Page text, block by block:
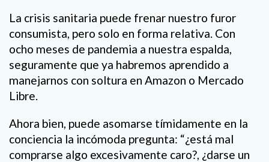
La crisis sanitaria puede frenar nuestro furor
consumista, pero solo en forma relativa. Con
ocho meses de pandemia a nuestra espalda,
seguramente que ya habremos aprendido a
manejarnos con soltura en Amazon o Mercado
Libre.
Ahora bien, puede asomarse tímidamente en la
conciencia la incómoda pregunta: “¿está mal
comprarse algo excesivamente caro?, ¿darse un